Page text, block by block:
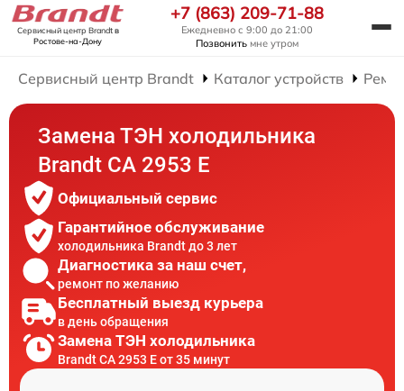
Сервисный центр Brandtв
Ростове-на-Дону
+7 (863) 209-71-88
Ежедневно с 9:00 до 21:00
Позвонить мне утром
Сервисный центр Brandt Каталог устройств
Замена ТЭН холодильника
Brandt CA 2953 E
Официальный сервис
Гарантийное обслуживание
холодильника Brandt до 3 лет
Диагностика за наш счет,
ремонт по желанию
Бесплатный выезд курьера
в день обращения
Замена ТЭН холодильника
Brandt CA 2953 E от 35 минут